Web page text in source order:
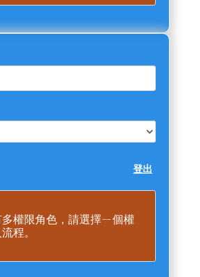
登出
權限角色，請選擇ㄧ個權
程。